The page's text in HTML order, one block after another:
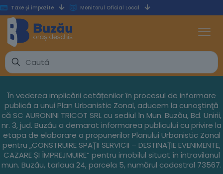
Taxe și impozite Monitorul Oficial Local
În vederea implicării cetățenilor în procesul de informare
publică a unui Plan Urbanistic Zonal, aducem la cunoştinţă
că SC AURONINI TRICOT SRL cu sediul în Mun. Buzău, Bd. Unirii,
nr. 3, jud. Buzău a demarat informarea publicului cu privire la
etapa de elaborare a propunerilor Planului Urbanistic Zonal
pentru „CONSTRUIRE SPAȚII SERVICII – DESTINAȚIE EVENIMENTE,
CAZARE ȘI ÎMPREJMUIRE“ pentru imobilul situat în intravilanul
mun. Buzău, tarlaua 24, parcela 5, numărul cadastral 73567.